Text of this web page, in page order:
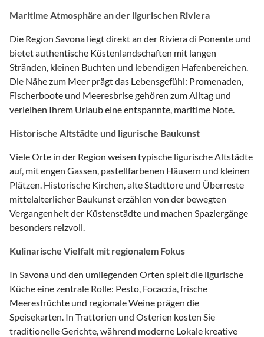
Maritime Atmosphäre an der ligurischen Riviera
Die Region Savona liegt direkt an der Riviera di Ponente und
bietet authentische Küstenlandschaften mit langen
Stränden, kleinen Buchten und lebendigen Hafenbereichen.
Die Nähe zum Meer prägt das Lebensgefühl: Promenaden,
Fischerboote und Meeresbrise gehören zum Alltag und
verleihen Ihrem Urlaub eine entspannte, maritime Note.
Historische Altstädte und ligurische Baukunst
Viele Orte in der Region weisen typische ligurische Altstädte
auf, mit engen Gassen, pastellfarbenen Häusern und kleinen
Plätzen. Historische Kirchen, alte Stadttore und Überreste
mittelalterlicher Baukunst erzählen von der bewegten
Vergangenheit der Küstenstädte und machen Spaziergänge
besonders reizvoll.
Kulinarische Vielfalt mit regionalem Fokus
In Savona und den umliegenden Orten spielt die ligurische
Küche eine zentrale Rolle: Pesto, Focaccia, frische
Meeresfrüchte und regionale Weine prägen die
Speisekarten. In Trattorien und Osterien kosten Sie
traditionelle Gerichte, während moderne Lokale kreative